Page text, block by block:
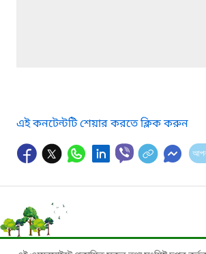
এই কনটেন্টটি শেয়ার করতে ক্লিক করুন